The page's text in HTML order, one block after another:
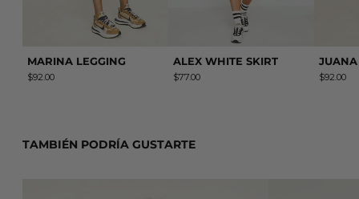
MARINA LEGGING
$92.00
ALEX WHITE SKIRT
$77.00
JUANA
$92.00
TAMBIÉN PODRÍA GUSTARTE